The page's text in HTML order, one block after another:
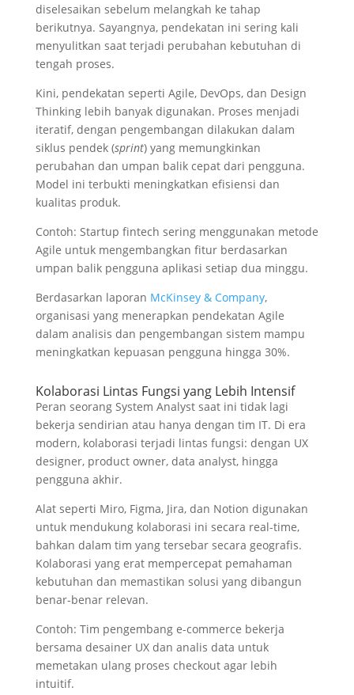
diselesaikan sebelum melangkah ke tahap
berikutnya. Sayangnya, pendekatan ini sering kali
menyulitkan saat terjadi perubahan kebutuhan di
tengah proses.
Kini, pendekatan seperti Agile, DevOps, dan Design
Thinkinglebih banyak digunakan. Proses menjadi
iteratif, dengan pengembangan dilakukan dalam
siklus pendek (sprint) yang memungkinkan
perubahan dan umpan balik cepat dari pengguna.
Model ini terbukti meningkatkan efisiensi dan
kualitas produk.
Contoh: Startup fintech sering menggunakan metode
Agile untuk mengembangkan fitur berdasarkan
umpan balik pengguna aplikasi setiap dua minggu.
Berdasarkan laporan McKinsey & Company,
organisasi yang menerapkan pendekatan Agile
dalam analisis dan pengembangan sistem mampu
meningkatkan kepuasan pengguna hingga 30%.
Kolaborasi Lintas Fungsi yang Lebih Intensif
Peran seorang System Analyst saat ini tidak lagi
bekerja sendirian atau hanya dengan tim IT. Di era
modern, kolaborasi terjadi lintas fungsi: dengan UX
designer, product owner, data analyst, hingga
pengguna akhir.
Alat seperti Miro, Figma, Jira, dan Notion digunakan
untuk mendukung kolaborasi ini secara real-time,
bahkan dalam tim yang tersebar secara geografis.
Kolaborasi yang erat mempercepat pemahaman
kebutuhan dan memastikan solusi yang dibangun
benar-benar relevan.
Contoh: Tim pengembang e-commerce bekerja
bersama desainer UX dan analis data untuk
memetakan ulang proses checkout agar lebih
intuitif.